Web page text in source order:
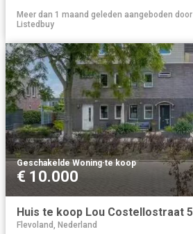
Meer dan 1 maand geleden aangeboden door
Listedbuy
Geschakelde Woning·te koop
€ 10.000
Flevoland, Nederland